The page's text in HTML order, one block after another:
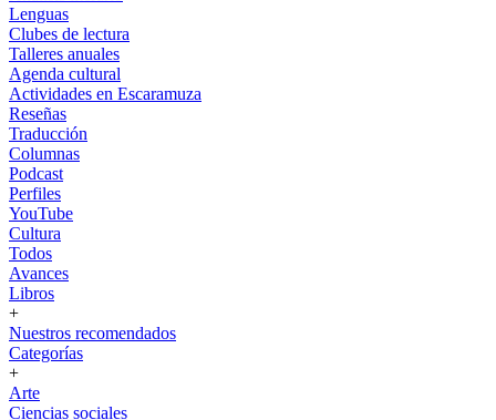
Lenguas
Clubes de lectura
Talleres anuales
Agenda cultural
Actividades en Escaramuza
Reseñas
Traducción
Columnas
Podcast
Perfiles
YouTube
Cultura
Todos
Avances
Libros
+
Nuestros recomendados
Categorías
+
Arte
Ciencias sociales